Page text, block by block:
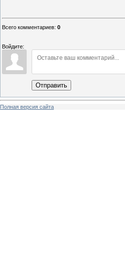
Всего комментариев: 0
Войдите:
Отправить
Полная версия сайта